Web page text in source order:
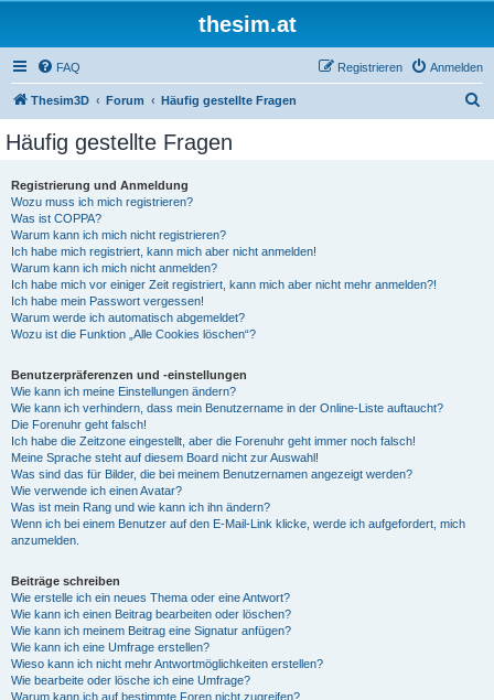
thesim.at
FAQ Anmelden
Registrieren
Thesim3D Forum Häufig gestellte Fragen
Häufig gestellte Fragen
Registrierung und Anmeldung
Wozu muss ich mich registrieren?
Was ist COPPA?
Warum kann ich mich nicht registrieren?
Ich habe mich registriert, kann mich aber nicht anmelden!
Warum kann ich mich nicht anmelden?
Ich habe mich vor einiger Zeit registriert, kann mich aber nicht mehr anmelden?!
Ich habe mein Passwort vergessen!
Warum werde ich automatisch abgemeldet?
Wozu ist die Funktion „Alle Cookies löschen“?
Benutzerpräferenzen und -einstellungen
Wie kann ich meine Einstellungen ändern?
Wie kann ich verhindern, dass mein Benutzername in der Online-Liste auftaucht?
Die Forenuhr geht falsch!
Ich habe die Zeitzone eingestellt, aber die Forenuhr geht immer noch falsch!
Meine Sprache steht auf diesem Board nicht zur Auswahl!
Was sind das für Bilder, die bei meinem Benutzernamen angezeigt werden?
Wie verwende ich einen Avatar?
Was ist mein Rang und wie kann ich ihn ändern?
Wenn ich bei einem Benutzer auf den E-Mail-Link klicke, werde ich aufgefordert, mich
anzumelden.
Beiträge schreiben
Wie erstelle ich ein neues Thema oder eine Antwort?
Wie kann ich einen Beitrag bearbeiten oder löschen?
Wie kann ich meinem Beitrag eine Signatur anfügen?
Wie kann ich eine Umfrage erstellen?
Wieso kann ich nicht mehr Antwortmöglichkeiten erstellen?
Wie bearbeite oder lösche ich eine Umfrage?
Warum kann ich auf bestimmte Foren nicht zugreifen?